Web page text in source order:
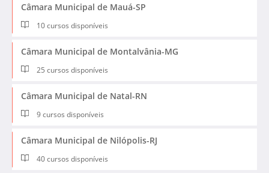
Câmara Municipal de Mauá-SP
10 cursos disponíveis
Câmara Municipal de Montalvânia-MG
25 cursos disponíveis
Câmara Municipal de Natal-RN
9 cursos disponíveis
Câmara Municipal de Nilópolis-RJ
40 cursos disponíveis